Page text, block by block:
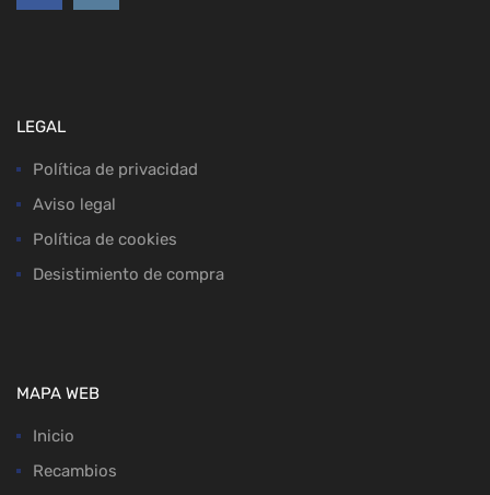
LEGAL
Política de privacidad
Aviso legal
Política de cookies
Desistimiento de compra
MAPA WEB
Inicio
Recambios